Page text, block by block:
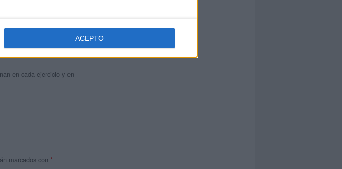
ACEPTO
en cada ejercicio y en
marcados con *